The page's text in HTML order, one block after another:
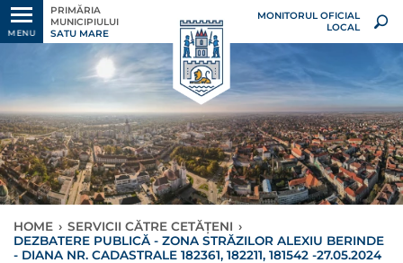
MENU
PRIMĂRIA
MUNICIPIULUI
SATU MARE
MONITORUL OFICIAL
LOCAL
HOME › SERVICII CĂTRE CETĂȚENI ›
DEZBATERE PUBLICĂ - ZONA STRĂZILOR ALEXIU BERINDE
- DIANA NR. CADASTRALE 182361, 182211, 181542 -27.05.2024